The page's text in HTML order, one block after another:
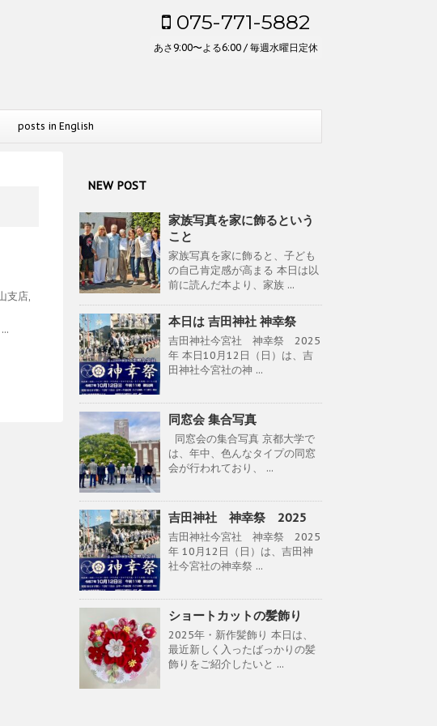
075-771-5882
あさ9:00〜よる6:00 / 毎週水曜日定休
posts in English
支店,
NEW POST
家族写真を家に飾るという
こと
家族写真を家に飾ると、子ども
の自己肯定感が高まる 本日は以
前に読んだ本より、家族 ...
本日は 吉田神社 神幸祭
吉田神社今宮社 神幸祭 2025
年 本日10月12日（日）は、吉
田神社今宮社の神 ...
同窓会 集合写真
同窓会の集合写真 京都大学で
は、年中、色んなタイプの同窓
会が行われており、 ...
吉田神社 神幸祭 2025
吉田神社今宮社 神幸祭 2025
年 10月12日（日）は、吉田神
社今宮社の神幸祭 ...
ショートカットの髪飾り
2025年・新作髪飾り 本日は、
最近新しく入ったばっかりの髪
飾りをご紹介したいと ...